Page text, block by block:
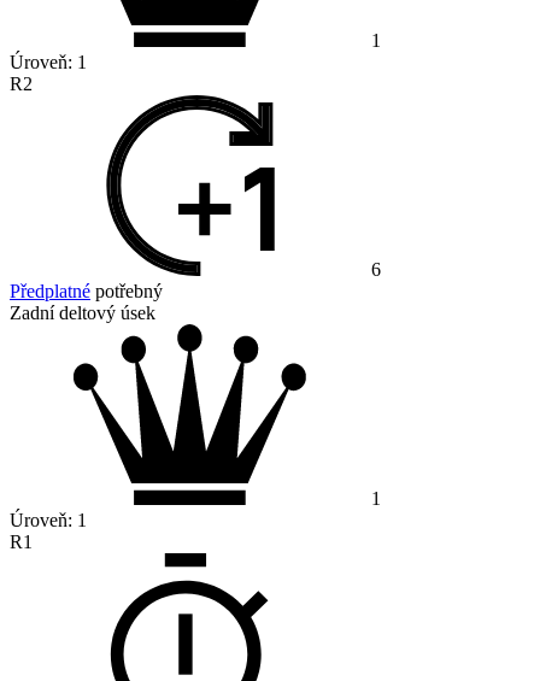
1
Úroveň: 1
R2
6
Předplatné potřebný
Zadní deltový úsek
1
Úroveň: 1
R1